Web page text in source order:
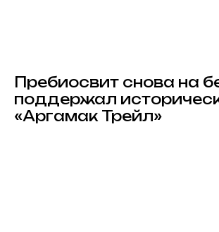
Пребиосвит снова на
поддержал
«Аргамак Трейл»